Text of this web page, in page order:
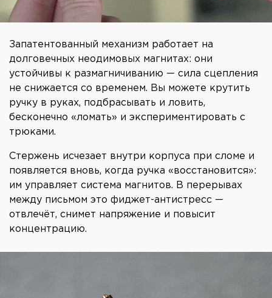
Запатентованный механизм работает на
долговечных неодимовых магнитах: они
устойчивы к размагничиванию — сила сцепления
не снижается со временем. Вы можете крутить
ручку в руках, подбрасывать и ловить,
бесконечно «ломать» и экспериментировать с
трюками.
Стержень исчезает внутри корпуса при сломе и
появляется вновь, когда ручка «восстановится»:
им управляет система магнитов. В перерывах
между письмом это фиджет-антистресс —
отвлечёт, снимет напряжение и повысит
концентрацию.